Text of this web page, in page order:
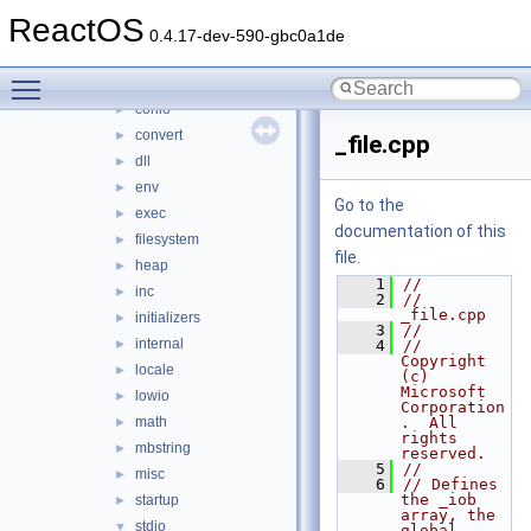
ReactOS 0.4.17-dev-590-gbc0a1de
► tdilib
► conio
► convert
► dll
► env
► exec
► filesystem
► heap
► inc
► initializers
► internal
► locale
► lowio
► math
► mbstring
► misc
► startup
▼ stdio
_file.cpp
Go to the
documentation of this
file.
    1
//
    2
//
_file.cpp
    3
//
    4
//
Copyright
(c)
Microsoft
Corporation
.  All
rights
reserved.
    5
//
    6
// Defines
the _iob
array, the